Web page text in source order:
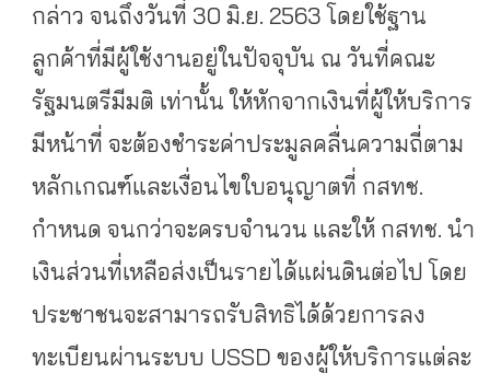
กล่าว จนถึงวันที่ 30 มิ.ย. 2563 โดยใช้ฐาน
ลูกค้าที่มีผู้ใช้งานอยู่ในปัจจุบัน ณ วันที่คณะ
รัฐมนตรีมีมติ เท่านั้น ให้หักจากเงินที่ผู้ให้บริการ
มีหน้าที่ จะต้องชำระค่าประมูลคลื่นความถี่ตาม
หลักเกณฑ์และเงื่อนไขใบอนุญาตที่ กสทช.
กำหนด จนกว่าจะครบจำนวน และให้ กสทช. นำ
เงินส่วนที่เหลือส่งเป็นรายได้แผ่นดินต่อไป โดย
ประชาชนจะสามารถรับสิทธิได้ด้วยการลง
ทะเบียนผ่านระบบ USSD ของผู้ให้บริการแต่ละ